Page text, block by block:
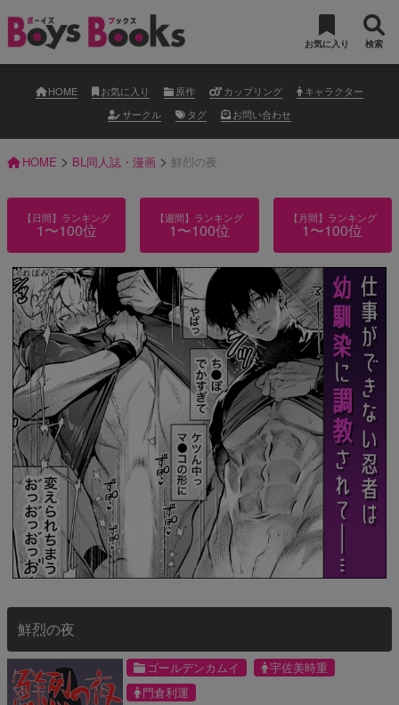
お気に入り 検索
HOME お気に入り 原作 カップリング
キャラクター
サークル
タグ お問い合わせ
HOME > BL同人誌・漫画 > 鮮烈の夜
【日間】ランキング
1〜100位
【週間】ランキング
1〜100位
【月間】ランキング
1〜100位
鮮烈の夜
ゴールデンカムイ
宇佐美時重
門倉利運